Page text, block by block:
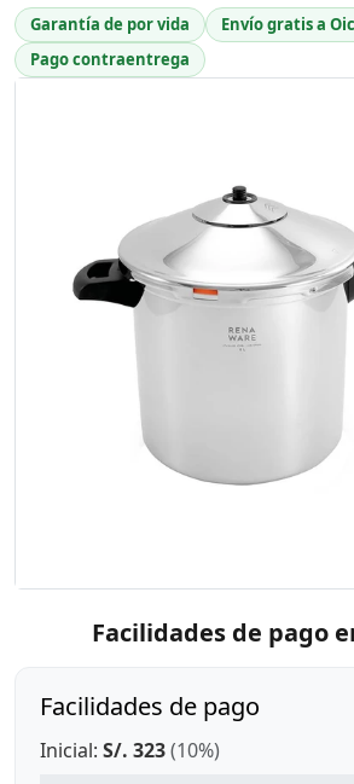
Garantía de por vida
Envío gratis a
Pago contraentrega
Facilidades de pago
Facilidades de pago
Inicial: S/. 323(10%)